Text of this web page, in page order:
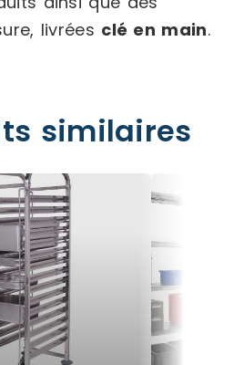
livrées clé en main.
similaires